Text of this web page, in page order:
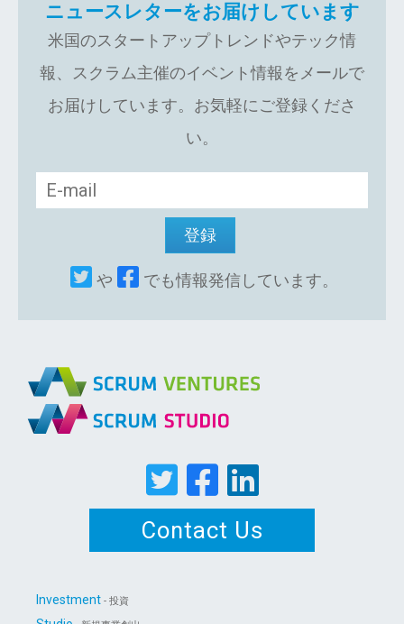
ニュースレターをお届けしています
米国のスタートアップトレンドやテック情
報、スクラム主催のイベント情報をメールで
お届けしています。お気軽にご登録くださ
い。
や でも情報発信しています。
Contact Us
Investment - 投資